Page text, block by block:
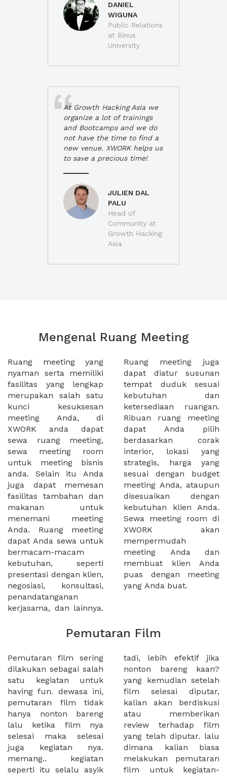
DANIEL
WIGUNA
Public Relations
at Binus
University
At Growth Hacking Asia we
organize a lot of trainings
and Bootcamps and we do
not have the time to find a
new venue. XWORK helps us
to save a precious time!
JULIEN DAL
PALU
Head of
Community at
Growth Hacking
Asia
Mengenal Ruang Meeting
Ruang meeting yang
nyaman serta memiliki
fasilitas yang lengkap
merupakan salah satu
kunci kesuksesan
meeting Anda, di
XWORK anda dapat
sewa ruang meeting,
sewa meeting room
untuk meeting bisnis
anda. Selain itu Anda
juga dapat memesan
fasilitas tambahan dan
makanan untuk
menemani meeting
Anda. Ruang meeting
dapat Anda sewa untuk
bermacam-macam
kebutuhan, seperti
presentasi dengan klien,
negosiasi, konsultasi,
penandatanganan
kerjasama, dan lainnya.
Ruang meeting juga
dapat diatur susunan
tempat duduk sesuai
kebutuhan dan
ketersediaan ruangan.
Ribuan ruang meeting
dapat Anda pilih
berdasarkan corak
interior, lokasi yang
strategis, harga yang
sesuai dengan budget
meeting Anda, ataupun
disesuaikan dengan
kebutuhan klien Anda.
Sewa meeting room di
XWORK akan
mempermudah
meeting Anda dan
membuat klien Anda
puas dengan meeting
yang Anda buat.
Pemutaran Film
Pemutaran film sering
dilakukan sebagai salah
satu kegiatan untuk
having fun. dewasa ini,
pemutaran film tidak
hanya nonton bareng
lalu ketika film nya
selesai maka selesai
juga kegiatan nya.
memang.. kegiatan
seperti itu selalu asyik
tadi, lebih efektif jika
nonton bareng kaan?
yang kemudian setelah
film selesai diputar,
kalian akan berdiskusi
atau memberikan
review terhadap film
yang telah diputar. lalu
dimana kalian biasa
melakukan pemutaran
film untuk kegiatan-